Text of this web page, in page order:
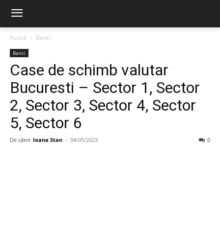
Acasă Banci
Banci
Case de schimb valutar
Bucuresti – Sector 1, Sector
2, Sector 3, Sector 4, Sector
5, Sector 6
De către Ioana Stan - 04/05/2023 0